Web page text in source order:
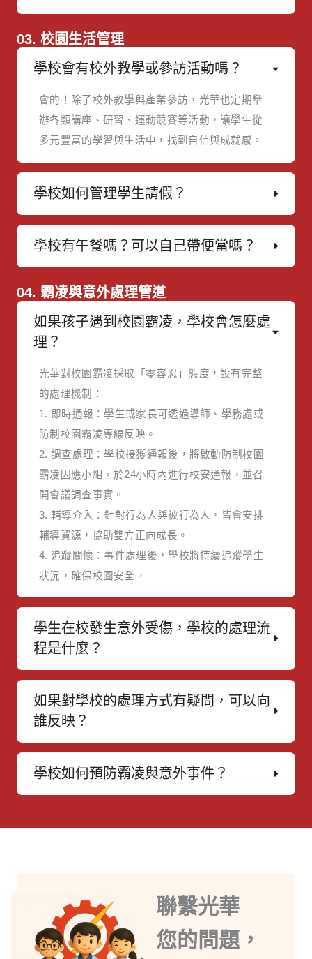
03. 校園生活管理
學校會有校外教學或參訪活動嗎？
會的！除了校外教學與產業參訪，光華也定期舉
辦各類講座、研習、運動競賽等活動，讓學生從
多元豐富的學習與生活中，找到自信與成就感。
學校如何管理學生請假？
學校有午餐嗎？可以自己帶便當嗎？
04. 霸凌與意外處理管道
如果孩子遇到校園霸凌，學校會怎麼處
理？
光華對校園霸凌採取「零容忍」態度，設有完整
的處理機制：
1. 即時通報：學生或家長可透過導師、學務處或
防制校園霸凌專線反映。
2. 調查處理：學校接獲通報後，將啟動防制校園
霸凌因應小組，於24小時內進行校安通報，並召
開會議調查事實。
3. 輔導介入：針對行為人與被行為人，皆會安排
輔導資源，協助雙方正向成長。
4. 追蹤關懷：事件處理後，學校將持續追蹤學生
狀況，確保校園安全。
學生在校發生意外受傷，學校的處理流
程是什麼？
如果對學校的處理方式有疑問，可以向
誰反映？
學校如何預防霸凌與意外事件？
聯繫光華
您的問題，